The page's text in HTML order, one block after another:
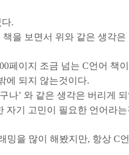
.
을 보면서 위와 같은 생각
페이지 조금 넘는 C언어 책
에 되지 않는것이다.
나’ 와 같은 생각은 버리게
자기 고민이 필요한 언어라는
밍을 많이 해봤지만, 항상 C